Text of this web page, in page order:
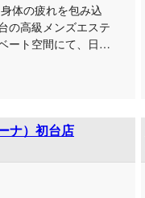
体の疲れを包み込
の高級メンズエステ
ート空間にて、日頃
でこだわり抜いた
は味わえない特別
セスに便利な初台
りお待ちしておりま
ナ）初台店